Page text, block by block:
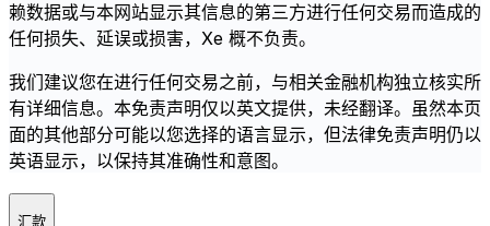
赖数据或与本网站显示其信息的第三方进行任何交易而造成的
任何损失、延误或损害，Xe 概不负责。
我们建议您在进行任何交易之前，与相关金融机构独立核实所
有详细信息。本免责声明仅以英文提供，未经翻译。虽然本页
面的其他部分可能以您选择的语言显示，但法律免责声明仍以
英语显示，以保持其准确性和意图。
汇款